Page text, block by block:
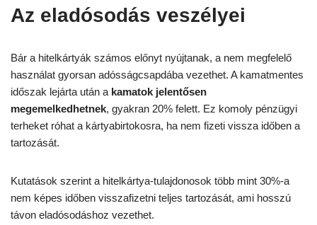
Az eladósodás veszélyei
Bár a hitelkártyák számos előnyt nyújtanak, a nem megfelelő
használat gyorsan adósságcsapdába vezethet. A kamatmentes
időszak lejárta után a kamatok jelentősen
megemelkedhetnek, gyakran 20% felett. Ez komoly pénzügyi
terheket róhat a kártyabirtokosra, ha nem fizeti vissza időben a
tartozását.
Kutatások szerint a hitelkártya-tulajdonosok több mint 30%-a
nem képes időben visszafizetni teljes tartozását, ami hosszú
távon eladósodáshoz vezethet.